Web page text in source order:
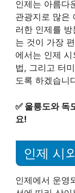
인제는 아름다
관광지로 많은
러한 인제를
는 것이 가장
에서는 인제
법, 그리고 터
도록 하겠습니
✅ 울릉도와 독
요!
인제 시
인제에서 운영